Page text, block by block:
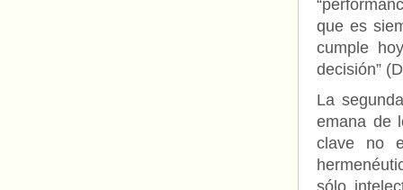
que es
cumple
decisión”
La
emana de
clave no
sólo